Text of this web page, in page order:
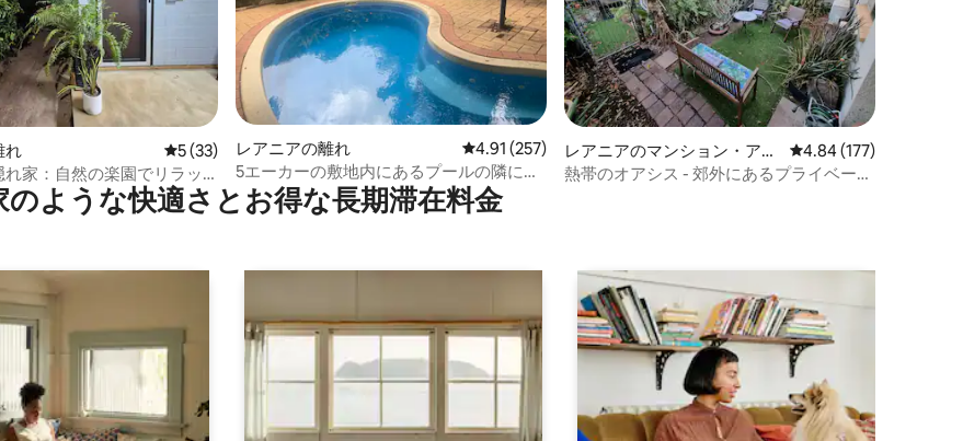
つ星の平均評価
れ レビュー33件、5つ星中5つ星の平均評価
5 (33)
家：自然の楽園でリラッ
レアニアの離れ レビュー257件、5つ星中4.91つ星の平均評価
4.91 (257)
5エーカーの敷地内にあるプールの隣にあ
るキャビン
レアニアのマンション・アパ
ート
レビュー177件、5つ
4.84 (177)
熱帯のオアシス - 郊外にあるプライベート
のような快⁠適⁠さ⁠とお⁠得⁠な長⁠期⁠滞⁠在料⁠金